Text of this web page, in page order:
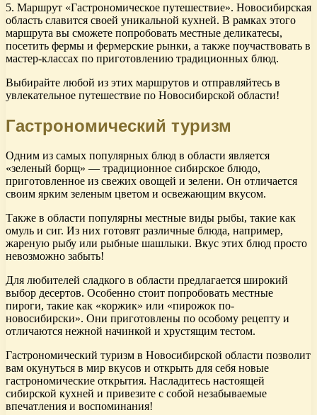
5. Маршрут «Гастрономическое путешествие». Новосибирская
область славится своей уникальной кухней. В рамках этого
маршрута вы сможете попробовать местные деликатесы,
посетить фермы и фермерские рынки, а также поучаствовать в
мастер-классах по приготовлению традиционных блюд.
Выбирайте любой из этих маршрутов и отправляйтесь в
увлекательное путешествие по Новосибирской области!
Гастрономический туризм
Одним из самых популярных блюд в области является
«зеленый борщ» — традиционное сибирское блюдо,
приготовленное из свежих овощей и зелени. Он отличается
своим ярким зеленым цветом и освежающим вкусом.
Также в области популярны местные виды рыбы, такие как
омуль и сиг. Из них готовят различные блюда, например,
жареную рыбу или рыбные шашлыки. Вкус этих блюд просто
невозможно забыть!
Для любителей сладкого в области предлагается широкий
выбор десертов. Особенно стоит попробовать местные
пироги, такие как «коржик» или «пирожок по-
новосибирски». Они приготовлены по особому рецепту и
отличаются нежной начинкой и хрустящим тестом.
Гастрономический туризм в Новосибирской области позволит
вам окунуться в мир вкусов и открыть для себя новые
гастрономические открытия. Насладитесь настоящей
сибирской кухней и привезите с собой незабываемые
впечатления и воспоминания!